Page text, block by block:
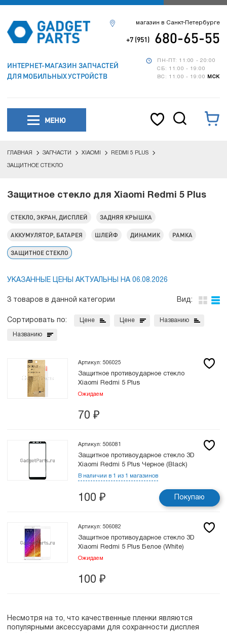
ИНТЕРНЕТ-МАГАЗИН ЗАПЧАСТЕЙ
ДЛЯ МОБИЛЬНЫХ УСТРОЙСТВ
ПН-ПТ: 11:00 - 20:00
СБ: 11:00 - 19:00
ВС: 11:00 - 19:00
МСК
магазин в Санкт-Петербурге
+7 (951) 680-65-55
МЕНЮ
ГЛАВНАЯ ЗАПЧАСТИ XIAOMI REDMI 5 PLUS
ЗАЩИТНОЕ СТЕКЛО
Защитное стекло для Xiaomi Redmi 5 Plus
СТЕКЛО, ЭКРАН, ДИСПЛЕЙ ЗАДНЯЯ КРЫШКА
АККУМУЛЯТОР, БАТАРЕЯ ШЛЕЙФ ДИНАМИК РАМКА
ЗАЩИТНОЕ СТЕКЛО
УКАЗАННЫЕ ЦЕНЫ АКТУАЛЬНЫ НА 06.08.2026
3 товаров в данной категории Вид:
Сортировать по: Цене Цене Названию
Названию
Артикул: 506025
Защитное противоударное стекло
Xiaomi Redmi 5 Plus
Ожидаем
70 ₽
Артикул: 506081
Защитное противоударное стекло 3D
Xiaomi Redmi 5 Plus Черное (Black)
В наличии в 1 из 1 магазинов
100 ₽ Покупаю
Артикул: 506082
Защитное противоударное стекло 3D
Xiaomi Redmi 5 Plus Белое (White)
Ожидаем
100 ₽
Несмотря на то, что качественные пленки являются
популярными аксессуарами для сохранности дисплея